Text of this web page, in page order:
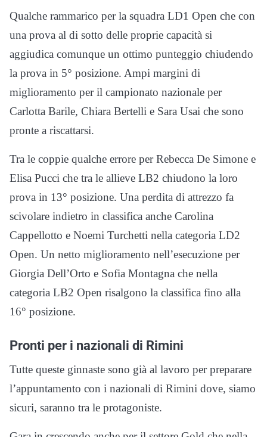
Qualche rammarico per la squadra LD1 Open che con
una prova al di sotto delle proprie capacità si
aggiudica comunque un ottimo punteggio chiudendo
la prova in 5° posizione. Ampi margini di
miglioramento per il campionato nazionale per
Carlotta Barile, Chiara Bertelli e Sara Usai che sono
pronte a riscattarsi.
Tra le coppie qualche errore per Rebecca De Simone e
Elisa Pucci che tra le allieve LB2 chiudono la loro
prova in 13° posizione. Una perdita di attrezzo fa
scivolare indietro in classifica anche Carolina
Cappellotto e Noemi Turchetti nella categoria LD2
Open. Un netto miglioramento nell’esecuzione per
Giorgia Dell’Orto e Sofia Montagna che nella
categoria LB2 Open risalgono la classifica fino alla
16° posizione.
Pronti per i nazionali di Rimini
Tutte queste ginnaste sono già al lavoro per preparare
l’appuntamento con i nazionali di Rimini dove, siamo
sicuri, saranno tra le protagoniste.